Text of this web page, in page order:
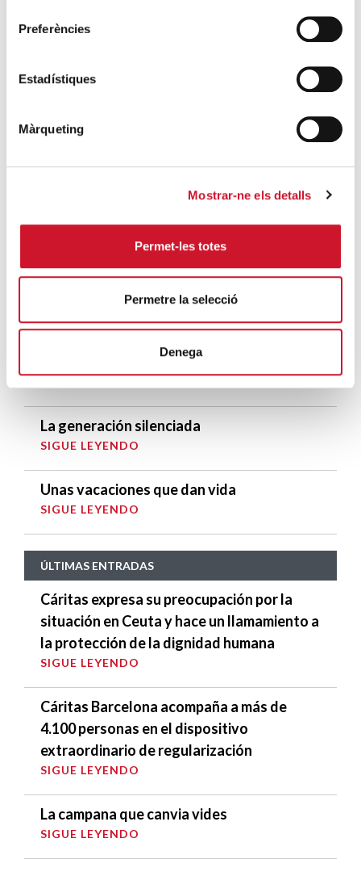
Preferències
Estadístiques
Màrqueting
Mostrar-ne els detalls
Permet-les totes
Permetre la selecció
Denega
SIGUE LEYENDO
Mucho más que comer
Endulzando la vida de los más pequeños
SIGUE LEYENDO
Solsticio: La soledad como espacio de
intimidad
SIGUE LEYENDO
comparten vida y actividades en Vic
La generación silenciada
SIGUE LEYENDO
Unas vacaciones que dan vida
SIGUE LEYENDO
ÚLTIMAS ENTRADAS
Cáritas expresa su preocupación por la
situación en Ceuta y hace un llamamiento a
la protección de la dignidad humana
SIGUE LEYENDO
Cáritas Barcelona acompaña a más de
4.100 personas en el dispositivo
extraordinario de regularización
SIGUE LEYENDO
La campana que canvia vides
SIGUE LEYENDO